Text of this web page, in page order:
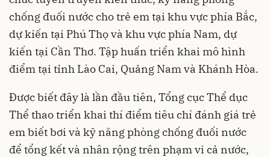
chống đuối nước cho trẻ em tại khu vực phía Bắc,
dự kiến tại Phú Thọ và khu vực phía Nam, dự
kiến tại Cần Thơ. Tập huấn triển khai mô hình
điểm tại tỉnh Lào Cai, Quảng Nam và Khánh Hòa.
Được biết đây là lần đầu tiên, Tổng cục Thể dục
Thể thao triển khai thí điểm tiêu chí đánh giá trẻ
em biết bơi và kỹ năng phòng chống đuối nước
để tổng kết và nhân rộng trên phạm vi cả nước,